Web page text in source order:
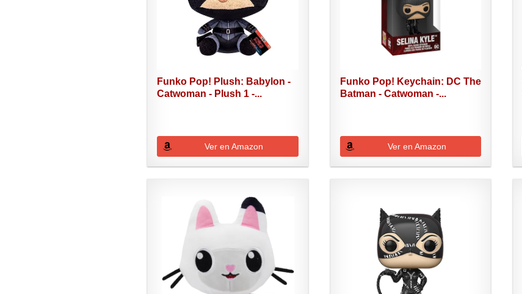
Funko Pop! Plush: Babylon -
Catwoman - Plush 1 -...
Ver en Amazon
Funko Pop! Keychain: DC The
Batman - Catwoman -...
Ver en Amazon